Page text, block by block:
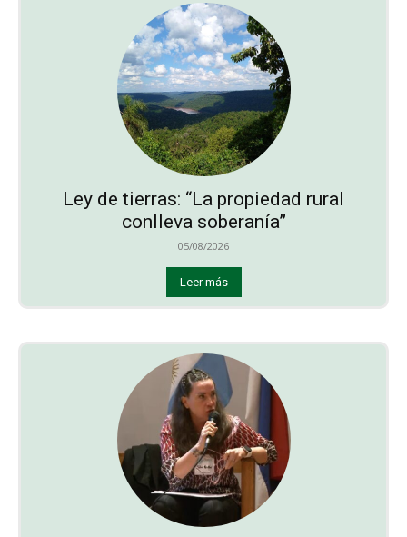
Ley de tierras: “La propiedad rural
conlleva soberanía”
05/08/2026
Leer más